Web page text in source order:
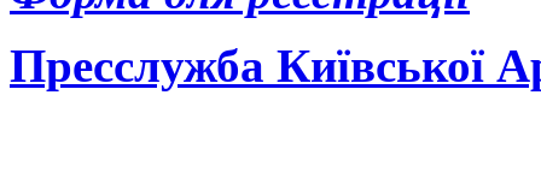
Пресслужба Київської